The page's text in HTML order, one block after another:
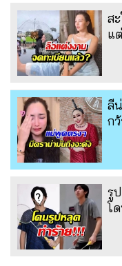
ส
แ
ลี
ก
รู
โ